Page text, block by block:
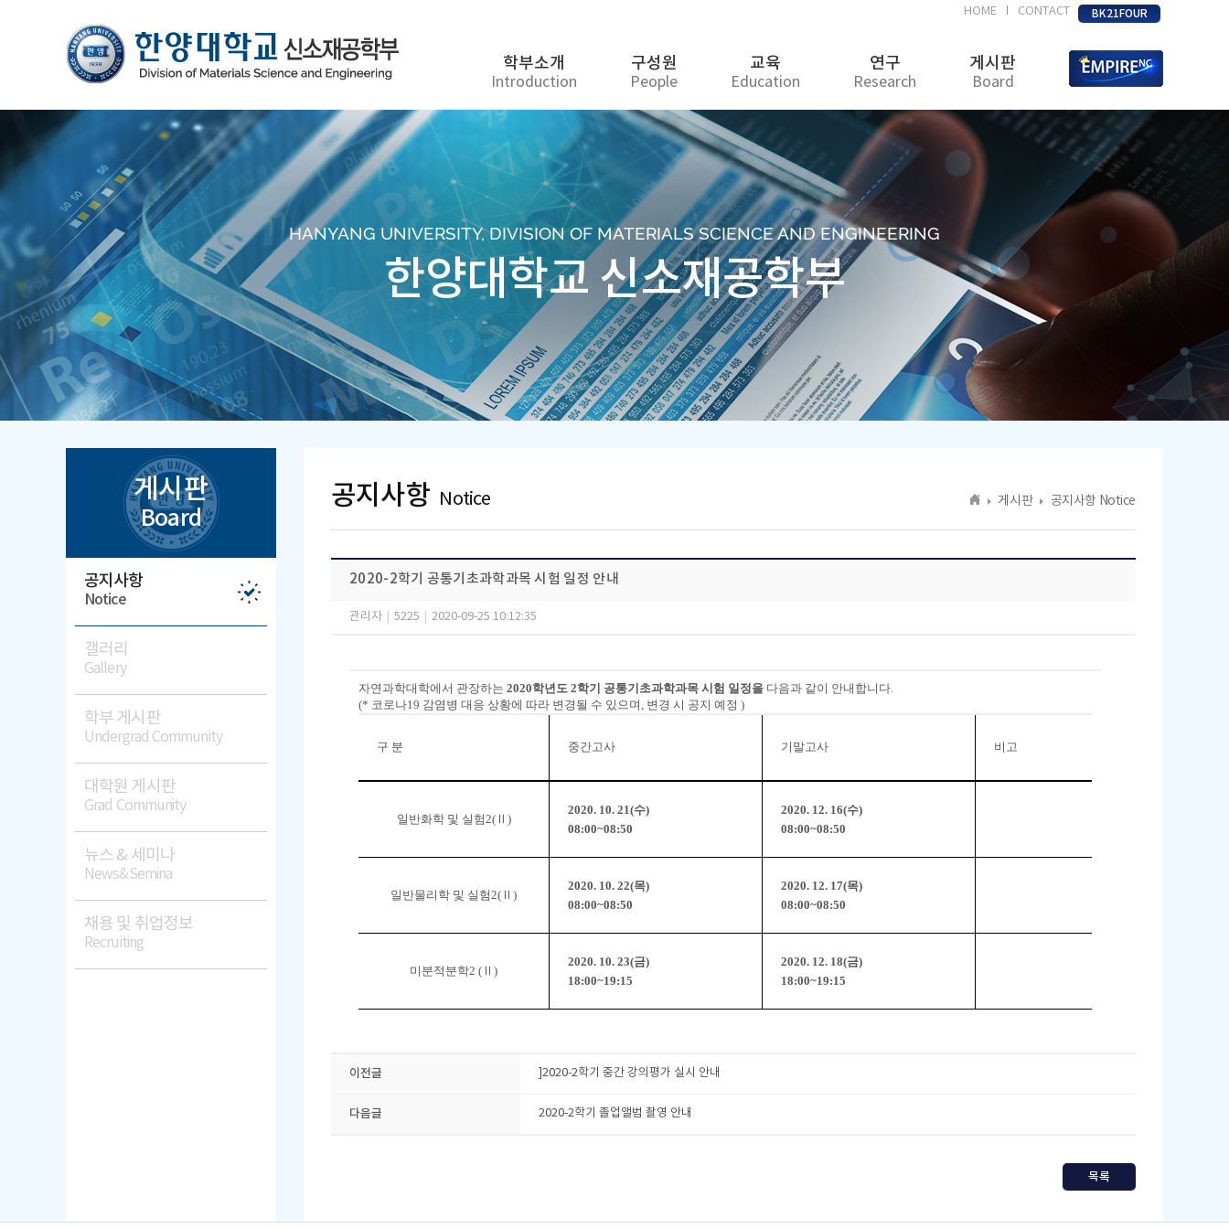
HOME CONTACT BK21FOUR
학부소개
Introduction
구성원
People
교육
Education
연구
Research
게시판
Board
HANYANG UNIVERSITY, DIVISION OF MATERIALS SCIENCE AND ENGINEERING
한양대학교 신소재공학부
게시판
Board
공지사항
Notice
갤러리
Gallery
학부 게시판
Undergrad Community
대학원 게시판
Grad Community
뉴스 & 세미나
News&Semina
채용 및 취업정보
Recruiting
공지사항 Notice 게시판 공지사항 Notice
2020-2학기 공통기초과학과목 시험 일정 안내
관리자 5225 2020-09-25 10:12:35
자연과학대학에서 관장하는 2020학년도 2학기 공통기초과학과목 시험 일정을 다음과 같이 안내합니다.
(* 코로나19 감염병 대응 상황에 따라 변경될 수 있으며 , 변경 시 공지 예정 )
구 분 중간고사 기말고사 비고
일반화학 및 실험2(Ⅱ )
2020. 10. 21(수)
08:00~08:50
2020. 12. 16(수)
08:00~08:50
일반물리학 및 실험2( Ⅱ )
2020. 10. 22(목)
08:00~08:50
2020. 12. 17(목)
08:00~08:50
미분적분학2 ( Ⅱ )
2020. 10. 23(금)
18:00~19:15
2020. 12. 18(금)
18:00~19:15
이전글 ]2020-2학기 중간 강의평가 실시 안내
다음글 2020-2학기 졸업앨범 촬영 안내
목록